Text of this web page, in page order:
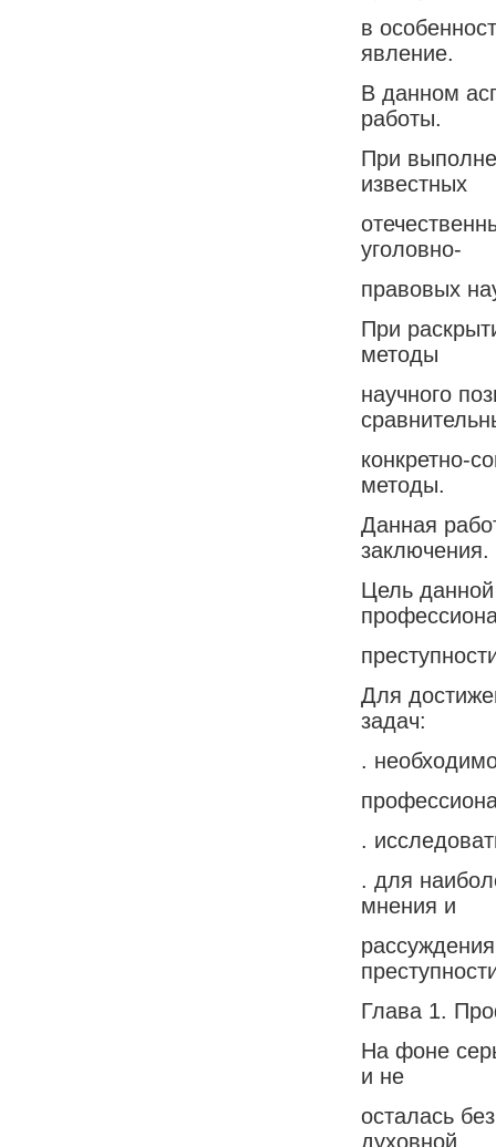
в
явление.
В данном
работы.
При
известных
уголовно-
правовых
При
методы
научного
конкретно-
методы.
Данная
заключения.
Цель
Для
задач:
.
.
. для
мнения и
Глава 1.
На фоне
и не
осталась
духовной